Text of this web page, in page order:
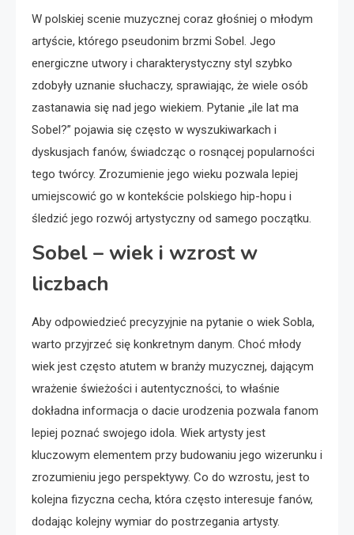
W polskiej scenie muzycznej coraz głośniej o młodym
artyście, którego pseudonim brzmi Sobel. Jego
energiczne utwory i charakterystyczny styl szybko
zdobyły uznanie słuchaczy, sprawiając, że wiele osób
zastanawia się nad jego wiekiem. Pytanie „ile lat ma
Sobel?” pojawia się często w wyszukiwarkach i
dyskusjach fanów, świadcząc o rosnącej popularności
tego twórcy. Zrozumienie jego wieku pozwala lepiej
umiejscowić go w kontekście polskiego hip-hopu i
śledzić jego rozwój artystyczny od samego początku.
Sobel – wiek i wzrost w
liczbach
Aby odpowiedzieć precyzyjnie na pytanie o wiek Sobla,
warto przyjrzeć się konkretnym danym. Choć młody
wiek jest często atutem w branży muzycznej, dającym
wrażenie świeżości i autentyczności, to właśnie
dokładna informacja o dacie urodzenia pozwala fanom
lepiej poznać swojego idola. Wiek artysty jest
kluczowym elementem przy budowaniu jego wizerunku i
zrozumieniu jego perspektywy. Co do wzrostu, jest to
kolejna fizyczna cecha, która często interesuje fanów,
dodając kolejny wymiar do postrzegania artysty.